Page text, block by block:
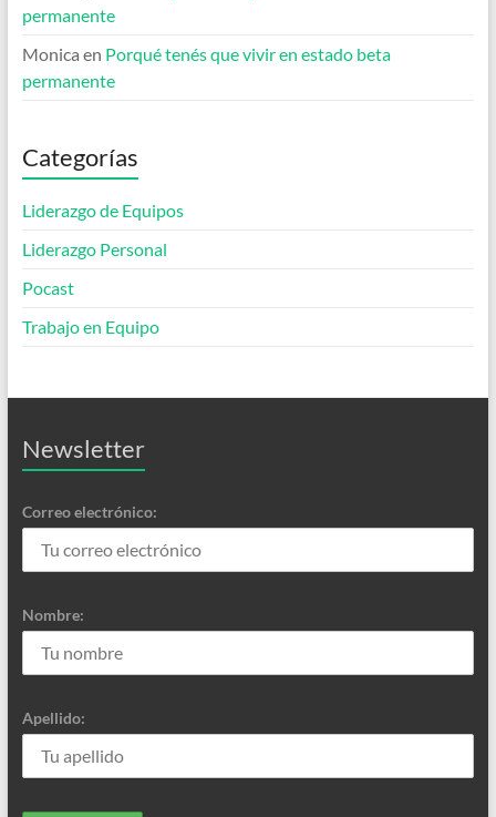
permanente
Monica en Porqué tenés que vivir en estado beta
permanente
Categorías
Liderazgo de Equipos
Liderazgo Personal
Pocast
Trabajo en Equipo
Newsletter
Correo electrónico:
Nombre:
Apellido: